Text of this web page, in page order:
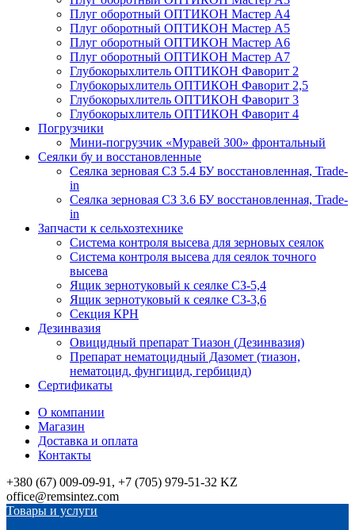
Плуг оборотный ОПТИКОН Мастер А4
Плуг оборотный ОПТИКОН Мастер А5
Плуг оборотный ОПТИКОН Мастер А6
Плуг оборотный ОПТИКОН Мастер А7
Глубокорыхлитель ОПТИКОН Фаворит 2
Глубокорыхлитель ОПТИКОН Фаворит 2,5
Глубокорыхлитель ОПТИКОН Фаворит 3
Глубокорыхлитель ОПТИКОН Фаворит 4
Погрузчики
Мини-погрузчик «Муравей 300» фронтальный
Сеялки бу и восстановленные
Сеялка зерновая СЗ 5.4 БУ восстановленная, Trade-
in
Сеялка зерновая СЗ 3.6 БУ восстановленная, Trade-
in
Запчасти к сельхозтехнике
Система контроля высева для зерновых сеялок
Система контроля высева для сеялок точного
высева
Ящик зернотуковый к сеялке СЗ-5,4
Ящик зернотуковый к сеялке СЗ-3,6
Секция КРН
Дезинвазия
Овицидный препарат Тиазон (Дезинвазия)
Препарат нематоцидный Дазомет (тиазон,
нематоцид, фунгицид, гербицид)
Сертификаты
О компании
Магазин
Доставка и оплата
Контакты
+380 (67) 009-09-91, +7 (705) 979-51-32 KZ
office@remsintez.com
Товары и услуги